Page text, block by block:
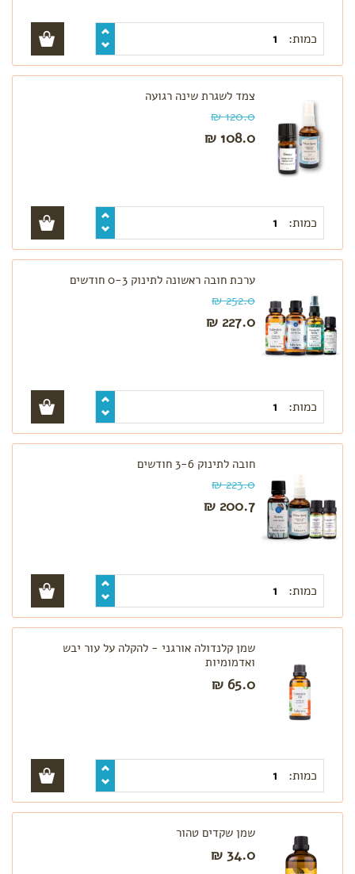
כמות:
צמד לשגרת שינה רגועה
120.0 ₪
108.0 ₪
כמות:
ערכת חובה ראשונה לתינוק 0-3 חודשים
252.0 ₪
227.0 ₪
כמות:
חובה לתינוק 3-6 חודשים
223.0 ₪
200.7 ₪
כמות:
שמן קלנדולה אורגני - להקלה על עור יבש
ואדמומיות
65.0 ₪
כמות:
שמן שקדים טהור
34.0 ₪